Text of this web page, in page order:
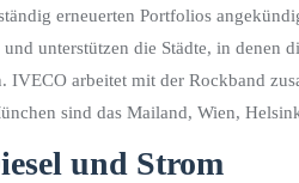
erneuerten Portfolios
unterstützen die Städte, in denen
IVECO arbeitet mit der Rockband
sind das Mailand, Wien,
und Strom